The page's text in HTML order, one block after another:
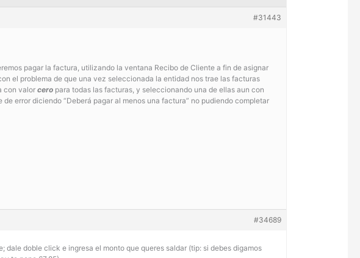
#31443
pagar la factura, utilizando la ventana Recibo de Cliente a fin de asignar
el problema de que una vez seleccionada la entidad nos trae las facturas
con valorcero para todas las facturas, y seleccionando una de ellas aun con
de error diciendo “Deberá pagar al menos una factura” no pudiendo completar
#34689
doble click e ingresa el monto que queres saldar (tip: si debes digamos